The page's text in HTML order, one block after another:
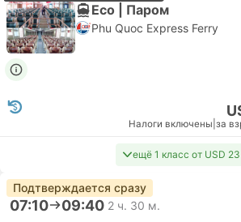
Eco | Паром
Phu Quoc Express Ferry
Налоги включены за
ещё 1 класс от USD 23
Подтверждается сразу
07:10 09:40 2 ч. 30 м.